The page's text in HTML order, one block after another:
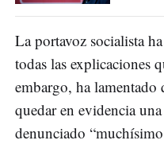
La portavoz socialista
todas las explicaciones
embargo, ha
quedar en evidencia
denunciado